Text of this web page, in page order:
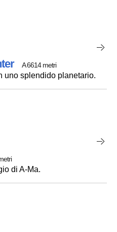
A 6614 metri
uno splendido planetario.
di A-Ma.